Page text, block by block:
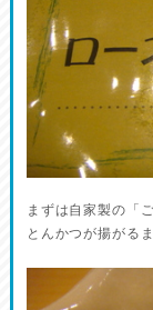
まずは自家製の「
とんかつが揚がる